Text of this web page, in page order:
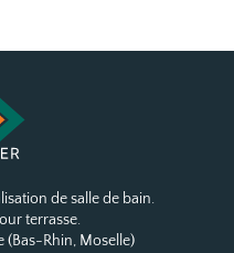
de salle de bain.
terrasse.
(Bas-Rhin, Moselle)